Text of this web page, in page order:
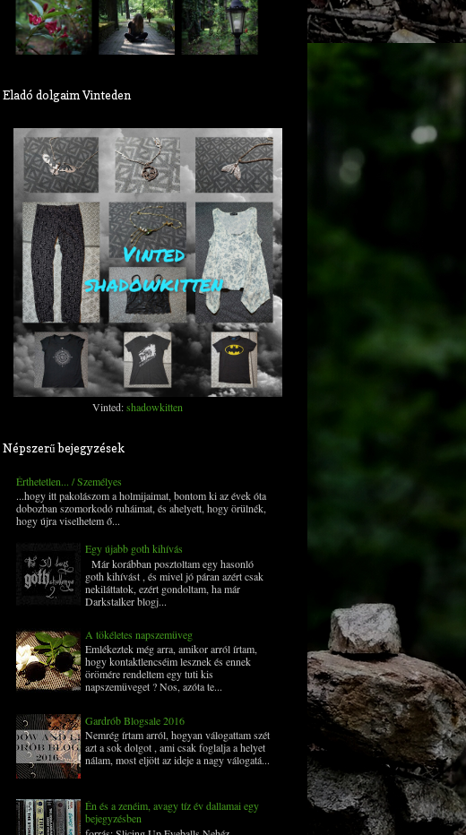
Eladó dolgaim Vinteden
Vinted:shadowkitten
Népszerű bejegyzések
Érthetetlen... / Személyes
...hogy itt pakolászom a holmijaimat, bontom ki az évek óta
dobozban szomorkodó ruháimat, és ahelyett, hogy örülnék,
hogy újra viselhetem ő...
Egy újabb goth kihívás
Már korábban posztoltam egy hasonló
goth kihívást , és mivel jó páran azért csak
nekiláttatok, ezért gondoltam, ha már
Darkstalker blogj...
A tökéletes napszemüveg
Emlékeztek még arra, amikor arról írtam,
hogy kontaktlencséim lesznek és ennek
örömére rendeltem egy tuti kis
napszemüveget ? Nos, azóta te...
Gardrób Blogsale 2016
Nemrég írtam arról, hogyan válogattam szét
azt a sok dolgot , ami csak foglalja a helyet
nálam, most eljött az ideje a nagy válogatá...
Én és a zenéim, avagy tíz év dallamai egy
bejegyzésben